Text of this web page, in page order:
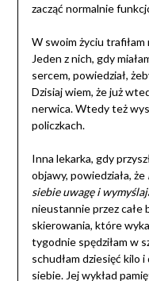
zacząć normalnie
W swoim życiu
Jeden z nich, gdy
sercem, powiedział,
Dzisiaj wiem, że już
nerwica. Wtedy też
policzkach.
Inna lekarka, gdy
objawy, powiedziała, że
siebie uwagę i
nieustannie przez całe
skierowania, które
tygodnie spędziłam w
schudłam dziesięć kilo
siebie. Jej wykład